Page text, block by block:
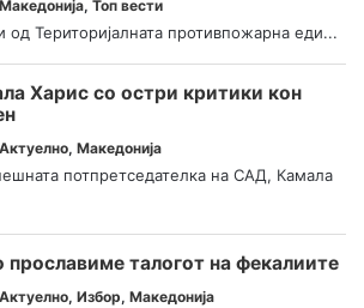
Македонија, Топ вести
од Територијалната противпожарна еди...
Харис со остри критики кон
Актуелно, Македонија
потпретседателка на САД, Камала
прославиме талогот на фекалиите
Актуелно, Избор, Македонија